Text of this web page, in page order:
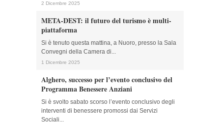
2 Dicembre 2025
META-DEST: il futuro del turismo è multi-
piattaforma
Si è tenuto questa mattina, a Nuoro, presso la Sala
Convegni della Camera di...
1 Dicembre 2025
Alghero, successo per l’evento conclusivo del
Programma Benessere Anziani
Si è svolto sabato scorso l’evento conclusivo degli
interventi di benessere promossi dai Servizi
Sociali...